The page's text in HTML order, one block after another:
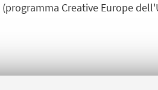
(programma Creative Europe